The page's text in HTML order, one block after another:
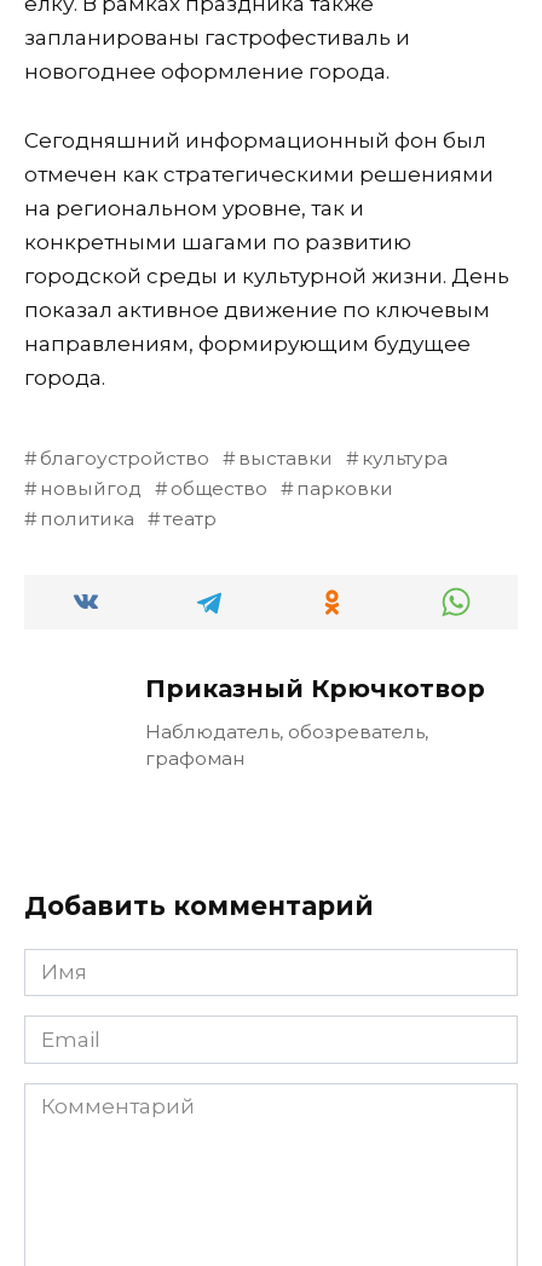
запланированы гастрофестиваль и
новогоднее оформление города.
Сегодняшний информационный фон был
отмечен как стратегическими решениями
на региональном уровне, так и
конкретными шагами по развитию
городской среды и культурной жизни. День
показал активное движение по ключевым
направлениям, формирующим будущее
города.
благоустройство выставки
культура
новыйгод
общество
парковки
политика
театр
Приказный Крючкотвор
Наблюдатель, обозреватель,
графоман
Добавить комментарий
Имя
Email
Комментарий